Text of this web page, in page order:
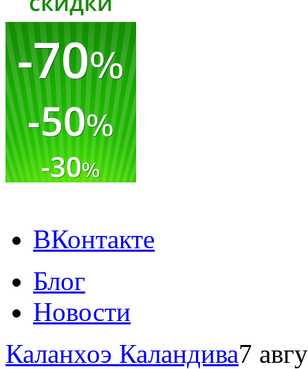
ВКонтакте
Блог
Новости
Каланхоэ Каландива7